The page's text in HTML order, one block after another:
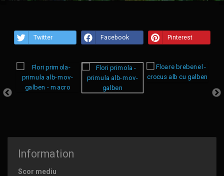
Twitter Facebook Pinterest
Information
Scor mediu